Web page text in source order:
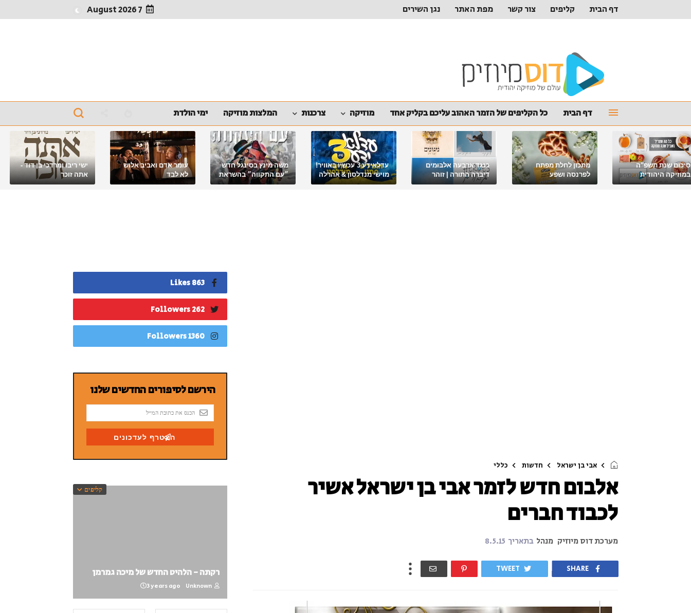
דף הבית קליפים צור קשר מפת האתר נגן השירים 7 August 2026
דף הבית כל הקליפים של הזמר האהוב עליכם בקליק אחד מוזיקה צרכנות המלצות מוזיקה ימי הולדת
סיכום שנת תשפ"ה
במוזיקה היהודית
מתכון לחלת מפתח
לפרנסה ושפע
כנגד ארבעה אלבומים
דיברה התורה | זוהר
מלאכי
עדלאידע 3 עכשיו באוויר!
מוישי מנדלסון & אהרלה
סאמעט באלבום פורימי
משה מינץ בסינגל חדש
״עם התקווה״ בהשראת
ארגון "ביחד ננצח"
עומר אדם ואביב אלוש
לא לבד
ישי ריבו ומרדכי בן דוד -
אתה זוכר
אבי בן ישראל חדשות כללי
אלבום חדש לזמר אבי בן ישראל אשיר
לכבוד חברים
מערכת דוס מיוזיק מנהל בתאריך 8.5.15
SHARE
TWEET
863 Likes
262 Followers
1360 Followers
קליפים
רקתה - הלהיט החדש של מיכה גמרמן
Unknown
3 years ago